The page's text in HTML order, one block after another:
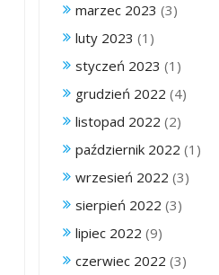
marzec 2023 (3)
luty 2023 (1)
styczeń 2023 (1)
grudzień 2022 (4)
listopad 2022 (2)
październik 2022 (1)
wrzesień 2022 (3)
sierpień 2022 (3)
lipiec 2022 (9)
czerwiec 2022 (3)